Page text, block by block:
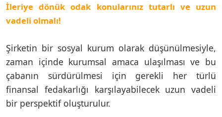
İleriye dönük odak konularınız tutarlı ve uzun
vadeli olmalı!
Şirketin bir sosyal kurum olarak düşünülmesiyle,
zaman içinde kurumsal amaca ulaşılması ve bu
çabanın sürdürülmesi için gerekli her türlü
finansal fedakarlığı karşılayabilecek uzun vadeli
bir perspektif oluşturulur.